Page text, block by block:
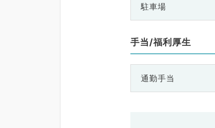
駐車場
手当/福利厚生
通勤手当